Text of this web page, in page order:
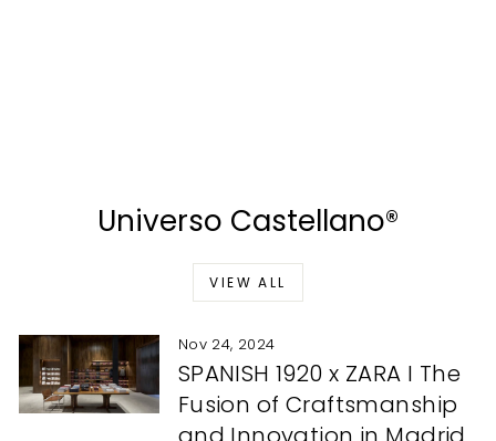
Universo Castellano®
VIEW ALL
Nov 24, 2024
SPANISH 1920 x ZARA I The
Fusion of Craftsmanship